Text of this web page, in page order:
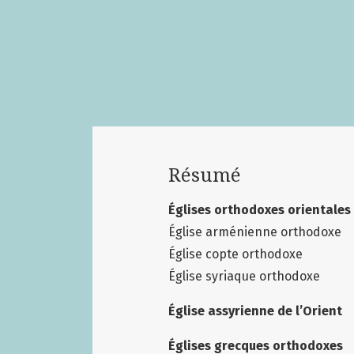
Résumé
Églises orthodoxes orientales
Église arménienne orthodoxe
Église copte orthodoxe
Église syriaque orthodoxe
Église assyrienne de l’Orient
Églises grecques orthodoxes